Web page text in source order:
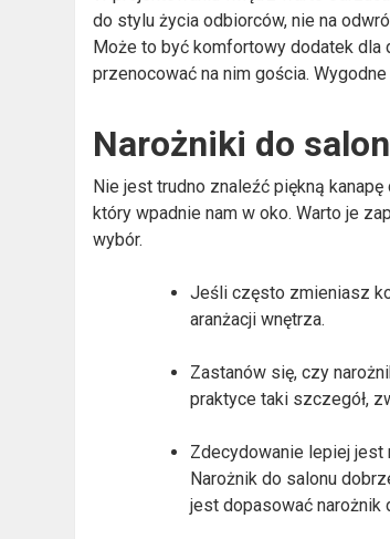
do stylu życia odbiorców, nie na
Może to być komfortowy dodatek dla
przenocować na nim gościa.
Narożniki do
Nie jest trudno znaleźć piękną
który wpadnie nam w oko. Warto je
wybór.
Jeśli często zmieniasz
aranżacji wnętrza.
Zastanów się, czy
praktyce taki szczegół,
Zdecydowanie lepiej jest
Narożnik do salonu
jest dopasować narożnik